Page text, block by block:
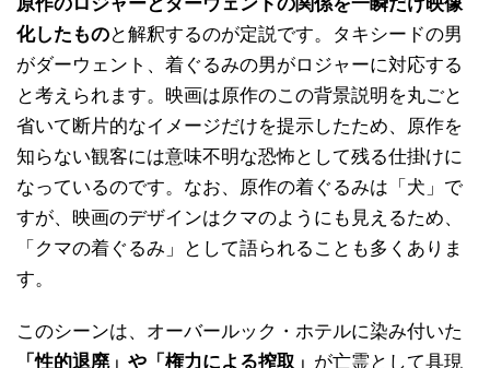
化したものと解釈するのが定説です。タキシードの男
がダーウェント、着ぐるみの男がロジャーに対応する
と考えられます。映画は原作のこの背景説明を丸ごと
省いて断片的なイメージだけを提示したため、原作を
知らない観客には意味不明な恐怖として残る仕掛けに
なっているのです。なお、原作の着ぐるみは「犬」で
すが、映画のデザインはクマのようにも見えるため、
「クマの着ぐるみ」として語られることも多くありま
す。
このシーンは、オーバールック・ホテルに染み付いた
「性的退廃」や「権力による搾取」 が亡霊として具現